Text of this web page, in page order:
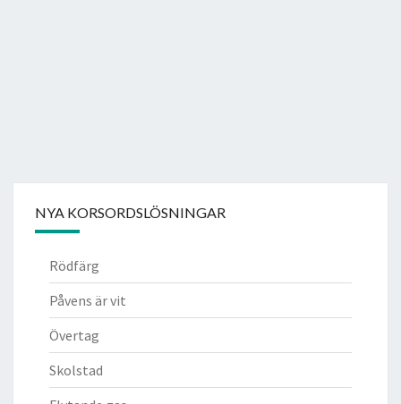
NYA KORSORDSLÖSNINGAR
Rödfärg
Påvens är vit
Övertag
Skolstad